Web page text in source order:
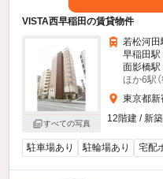
VISTA西早稲田の賃貸物件
すべての写真
若松河田
早稲田駅
面影橋駅
ほか6駅
東京都新
12階建 / 新
駐車場あり 駐輪場あり 宅配